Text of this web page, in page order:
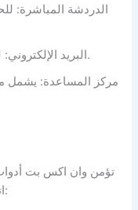
الدردشة المباشرة:
البريد الإلكتروني: لتقديم استفسارات أكثر تفصيلاً.
مركز المساعدة: يشمل
تؤمن وان اكس بت
اتخاذ قرارات مستنيرة. تشمل هذه الأدوات: